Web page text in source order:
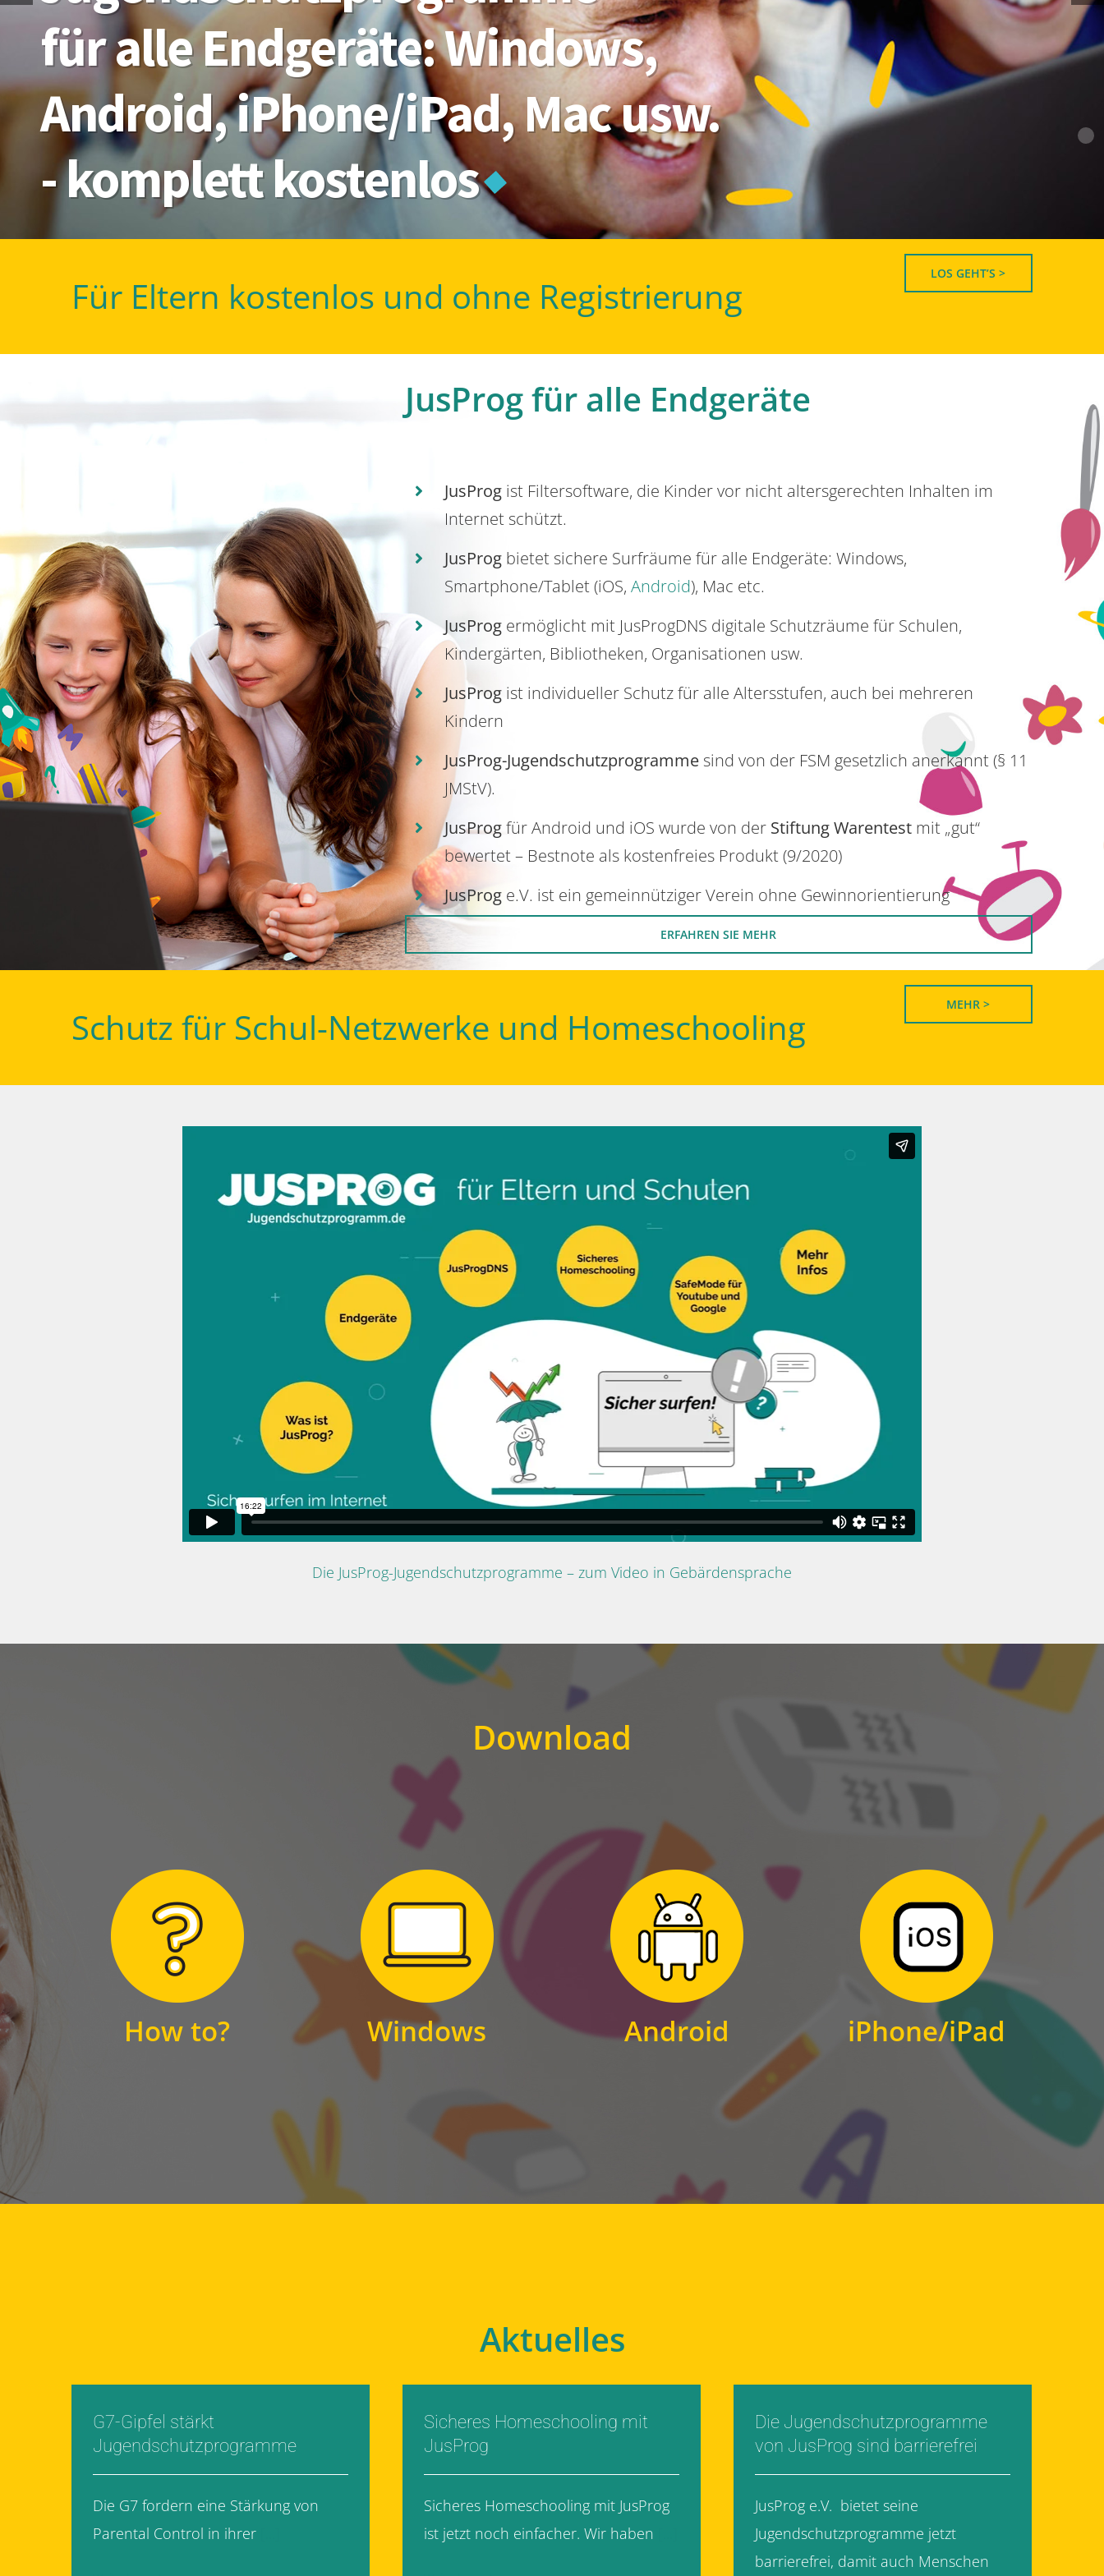
- komplett kostenlos
Android, iPhone/iPad, Mac usw.
für alle Endgeräte: Windows,
Für Eltern kostenlos und ohne Registrierung
LOS GEHT’S >
JusProg für alle Endgeräte
JusProgist Filtersoftware, die Kinder vor nicht altersgerechten Inhalten im
Internet schützt.
JusProgbietet sichere Surfräume für alle Endgeräte: Windows,
Smartphone/Tablet (iOS, Android), Mac etc.
JusProg ermöglicht mit JusProgDNS digitale Schutzräume für Schulen,
Kindergärten, Bibliotheken, Organisationen usw.
JusProgist individueller Schutz für alle Altersstufen, auch bei mehreren
Kindern
JusProg-Jugendschutzprogrammesind von der FSM gesetzlich anerkannt (§ 11
JMStV).
JusProgfür Android und iOS wurde von der Stiftung Warentestmit „gut“
bewertet – Bestnote als kostenfreies Produkt (9/2020)
JusProge.V. ist ein gemeinnütziger Verein ohne Gewinnorientierung
ERFAHREN SIE MEHR
Schutz für Schul-Netzwerke und Homeschooling
MEHR >
Die JusProg-Jugendschutzprogramme – zum Video in Gebärdensprache
Download
How to?
Hier finden Sie
Windows
Zum Download
für Windows
Android
Zum Download
für Android
iPhone/iPad
Zum Download
für iPhone und iPad
Aktuelles
G7-Gipfel stärkt
Jugendschutzprogramme
Die G7 fordern eine Stärkung von
Parental Control in ihrer
Sicheres Homeschooling mit
JusProg
Sicheres Homeschooling mit JusProg
ist jetzt noch einfacher. Wir haben
Die Jugendschutzprogramme
von JusProg sind barrierefrei
JusProg e.V. bietet seine
Jugendschutzprogramme jetzt
barrierefrei, damit auch Menschen